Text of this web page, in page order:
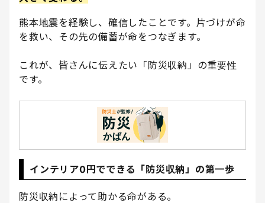
熊本地震を経験し、確信したことです。片づけが命
を救い、その先の備蓄が命をつなぎます。
これが、皆さんに伝えたい「防災収納」の重要性
です。
インテリア0円でできる「防災収納」の第一歩
防災収納によって助かる命がある。